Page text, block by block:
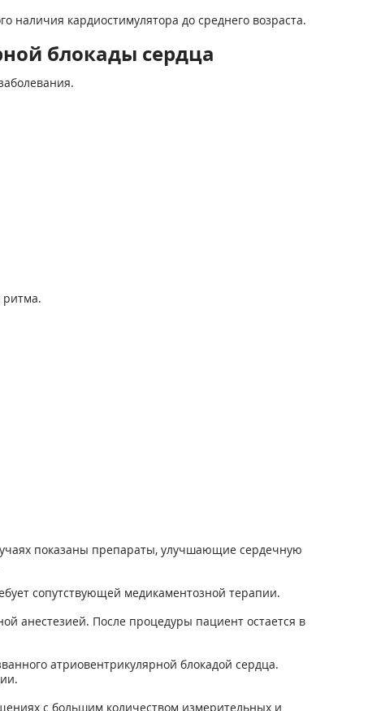
наличия кардиостимулятора до среднего возраста.
блокады сердца
ритма.
показаны препараты, улучшающие сердечную
сопутствующей медикаментозной терапии.
анестезией. После процедуры пациент остается в
атриовентрикулярной блокадой сердца.
с большим количеством измерительных и